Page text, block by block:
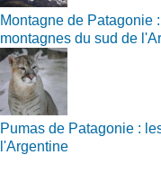
Montagne de Patagonie
montagnes du sud de
Pumas de Patagonie :
l'Argentine